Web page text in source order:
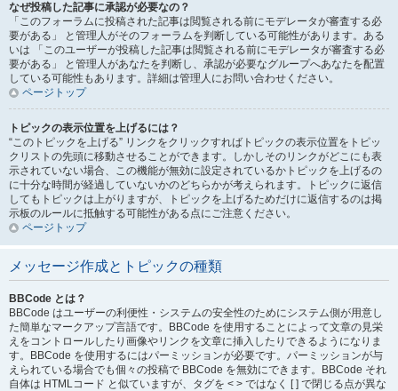
なぜ投稿した記事に承認が必要なの？
「このフォーラムに投稿された記事は閲覧される前にモデレータが審査する必
要がある」 と管理人がそのフォーラムを判断している可能性があります。ある
いは 「このユーザーが投稿した記事は閲覧される前にモデレータが審査する必
要がある」 と管理人があなたを判断し、承認が必要なグループへあなたを配置
している可能性もあります。詳細は管理人にお問い合わせください。
ページトップ
トピックの表示位置を上げるには？
“このトピックを上げる” リンクをクリックすればトピックの表示位置をトピッ
クリストの先頭に移動させることができます。しかしそのリンクがどこにも表
示されていない場合、この機能が無効に設定されているかトピックを上げるの
に十分な時間が経過していないかのどちらかが考えられます。トピックに返信
してもトピックは上がりますが、トピックを上げるためだけに返信するのは掲
示板のルールに抵触する可能性がある点にご注意ください。
ページトップ
メッセージ作成とトピックの種類
BBCode とは？
BBCode はユーザーの利便性・システムの安全性のためにシステム側が用意し
た簡単なマークアップ言語です。BBCode を使用することによって文章の見栄
えをコントロールしたり画像やリンクを文章に挿入したりできるようになりま
す。BBCode を使用するにはパーミッションが必要です。パーミッションが与
えられている場合でも個々の投稿で BBCode を無効にできます。BBCode それ
自体は HTMLコード と似ていますが、タグを < > ではなく [ ] で閉じる点が異な